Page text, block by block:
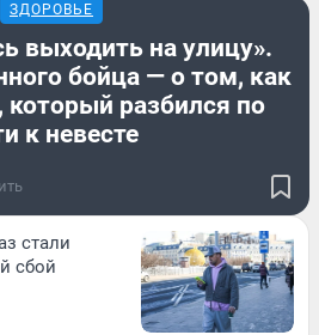
ЗДОРОВЬЕ
выходить на улицу».
бойца — о том, как
который разбился по
к невесте
стали
сбой